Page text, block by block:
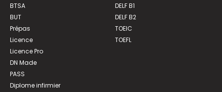
BTSA
BUT
Prépas
Licence
Licence Pro
DN Made
PASS
Diplome infirmier
DELF B1
DELF B2
TOEIC
TOEFL